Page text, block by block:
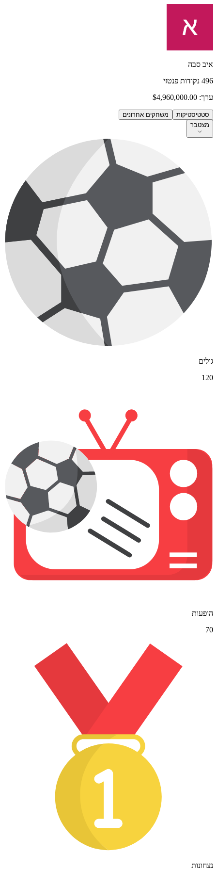
איב סבה
496 נקודות פנטזי
ערך: $4,960,000.00
סטטיסטיקות
משחקים אחרונים
מצטבר
גולים
120
הופעות
70
נצחונות